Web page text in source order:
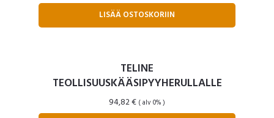
LISÄÄ OSTOSKORIIN
TELINE
TEOLLISUUSKÄÄSIPYYHERULLALLE
94,82€ ( alv 0% )